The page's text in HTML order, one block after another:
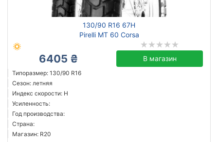
130/90 R16 67H
Pirelli MT 60 Corsa
6405 ₴ В магазин
Типоразмер: 130/90 R16
Сезон: летняя
Индекс скорости: H
Усиленность:
Год производства:
Страна:
Магазин: R20